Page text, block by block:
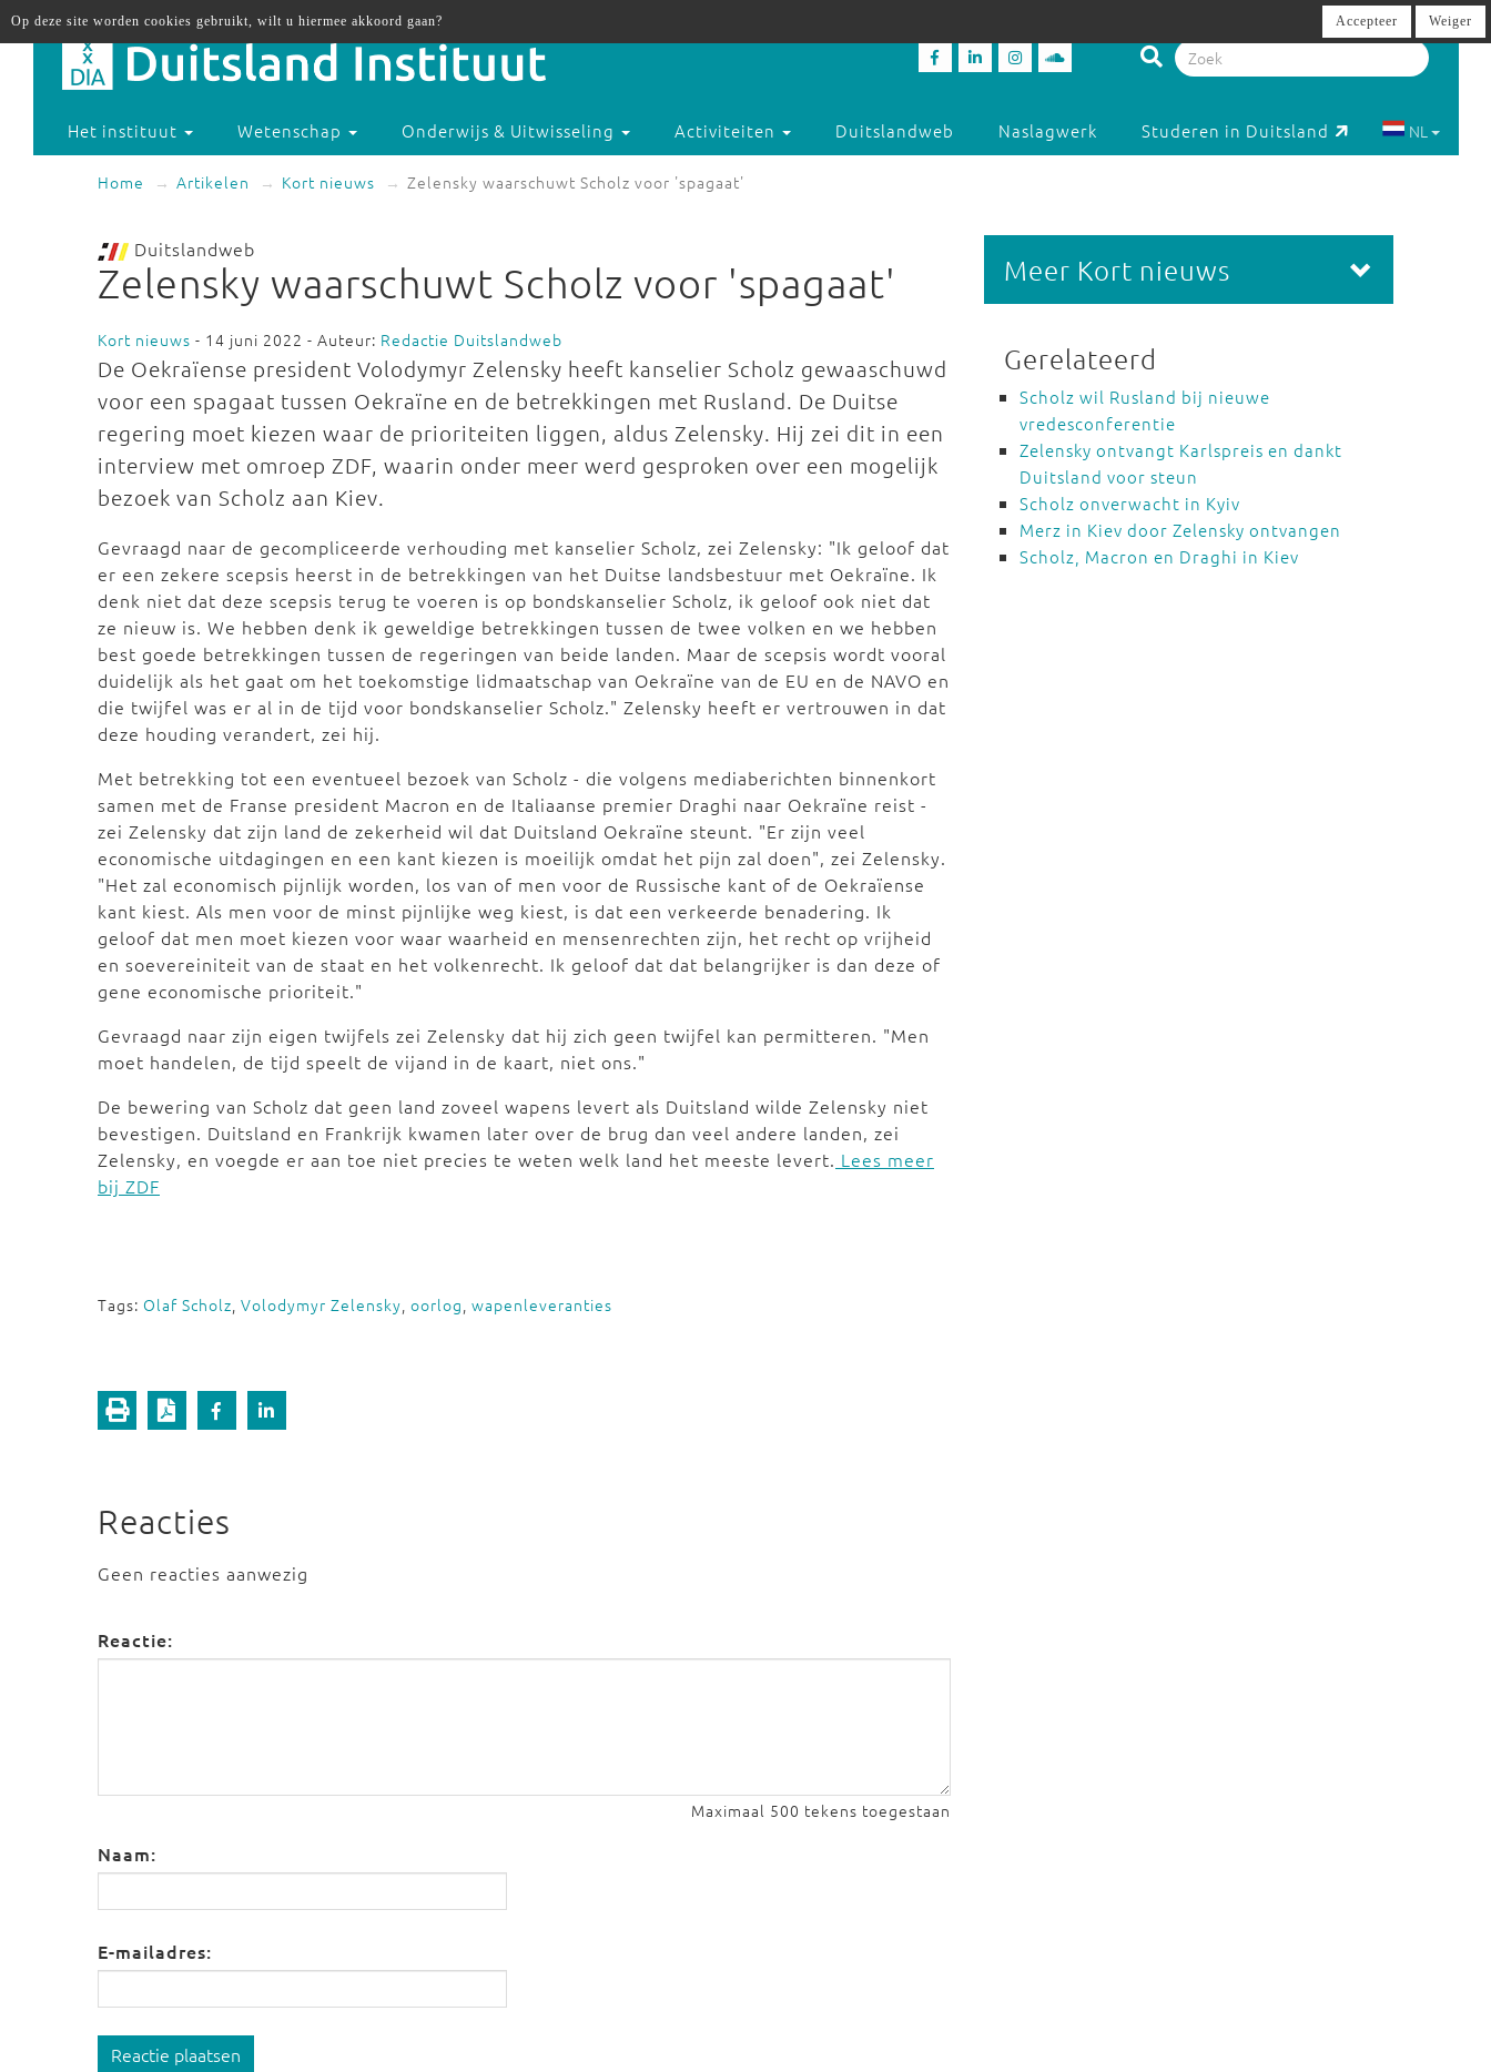
Het instituut Wetenschap Onderwijs & Uitwisseling Activiteiten Duitslandweb Naslagwerk Studeren in Duitsland NL
Home Artikelen Kort nieuws Zelensky waarschuwt Scholz voor 'spagaat'
Duitslandweb
Zelensky waarschuwt Scholz voor 'spagaat'
Kort nieuws - 14 juni 2022 - Auteur: Redactie Duitslandweb
De Oekraïense president Volodymyr Zelensky heeft kanselier Scholz gewaaschuwd
voor een spagaat tussen Oekraïne en de betrekkingen met Rusland. De Duitse
regering moet kiezen waar de prioriteiten liggen, aldus Zelensky. Hij zei dit in een
interview met omroep ZDF, waarin onder meer werd gesproken over een mogelijk
bezoek van Scholz aan Kiev.
Gevraagd naar de gecompliceerde verhouding met kanselier Scholz, zei Zelensky: "Ik geloof dat
er een zekere scepsis heerst in de betrekkingen van het Duitse landsbestuur met Oekraïne. Ik
denk niet dat deze scepsis terug te voeren is op bondskanselier Scholz, ik geloof ook niet dat
ze nieuw is. We hebben denk ik geweldige betrekkingen tussen de twee volken en we hebben
best goede betrekkingen tussen de regeringen van beide landen. Maar de scepsis wordt vooral
duidelijk als het gaat om het toekomstige lidmaatschap van Oekraïne van de EU en de NAVO en
die twijfel was er al in de tijd voor bondskanselier Scholz." Zelensky heeft er vertrouwen in dat
deze houding verandert, zei hij.
Met betrekking tot een eventueel bezoek van Scholz - die volgens mediaberichten binnenkort
samen met de Franse president Macron en de Italiaanse premier Draghi naar Oekraïne reist -
zei Zelensky dat zijn land de zekerheid wil dat Duitsland Oekraïne steunt. "Er zijn veel
economische uitdagingen en een kant kiezen is moeilijk omdat het pijn zal doen", zei Zelensky.
"Het zal economisch pijnlijk worden, los van of men voor de Russische kant of de Oekraïense
kant kiest. Als men voor de minst pijnlijke weg kiest, is dat een verkeerde benadering. Ik
geloof dat men moet kiezen voor waar waarheid en mensenrechten zijn, het recht op vrijheid
en soevereiniteit van de staat en het volkenrecht. Ik geloof dat dat belangrijker is dan deze of
gene economische prioriteit."
Gevraagd naar zijn eigen twijfels zei Zelensky dat hij zich geen twijfel kan permitteren. "Men
moet handelen, de tijd speelt de vijand in de kaart, niet ons."
De bewering van Scholz dat geen land zoveel wapens levert als Duitsland wilde Zelensky niet
bevestigen. Duitsland en Frankrijk kwamen later over de brug dan veel andere landen, zei
Zelensky, en voegde er aan toe niet precies te weten welk land het meeste levert. Lees meer
bij ZDF
Tags: Olaf Scholz, Volodymyr Zelensky, oorlog, wapenleveranties
Reacties
Geen reacties aanwezig
Reactie:
Maximaal 500 tekens toegestaan
Naam:
E-mailadres:
Reactie plaatsen
Meer Kort nieuws
Gerelateerd
Scholz wil Rusland bij nieuwe
vredesconferentie
Zelensky ontvangt Karlspreis en dankt
Duitsland voor steun
Scholz onverwacht in Kyiv
Merz in Kiev door Zelensky ontvangen
Scholz, Macron en Draghi in Kiev
Op deze site worden cookies gebruikt, wilt u hiermee akkoord gaan? Accepteer Weiger